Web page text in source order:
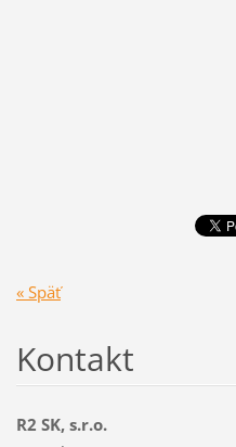
« Späť
Kontakt
R2 SK, s.r.o.